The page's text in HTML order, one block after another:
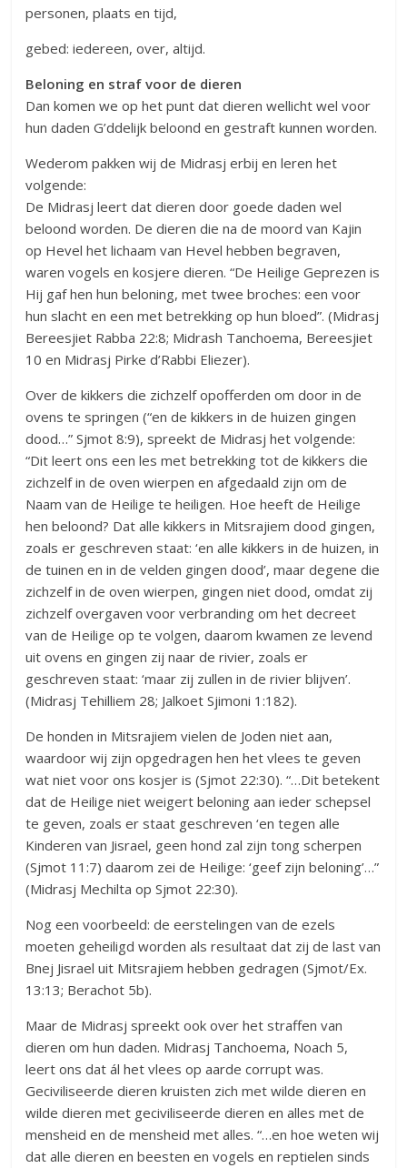
personen, plaats en tijd,
gebed: iedereen, over, altijd.
Beloning en straf voor de dieren
Dan komen we op het punt dat dieren wellicht wel voor
hun daden G’ddelijk beloond en gestraft kunnen worden.
Wederom pakken wij de Midrasj erbij en leren het
volgende:
De Midrasj leert dat dieren door goede daden wel
beloond worden. De dieren die na de moord van Kajin
op Hevel het lichaam van Hevel hebben begraven,
waren vogels en kosjere dieren. “De Heilige Geprezen is
Hij gaf hen hun beloning, met twee broches: een voor
hun slacht en een met betrekking op hun bloed”. (Midrasj
Bereesjiet Rabba 22:8; Midrash Tanchoema, Bereesjiet
10 en Midrasj Pirke d’Rabbi Eliezer).
Over de kikkers die zichzelf opofferden om door in de
ovens te springen (“en de kikkers in de huizen gingen
dood…” Sjmot 8:9), spreekt de Midrasj het volgende:
“Dit leert ons een les met betrekking tot de kikkers die
zichzelf in de oven wierpen en afgedaald zijn om de
Naam van de Heilige te heiligen. Hoe heeft de Heilige
hen beloond? Dat alle kikkers in Mitsrajiem dood gingen,
zoals er geschreven staat: ‘en alle kikkers in de huizen, in
de tuinen en in de velden gingen dood’, maar degene die
zichzelf in de oven wierpen, gingen niet dood, omdat zij
zichzelf overgaven voor verbranding om het decreet
van de Heilige op te volgen, daarom kwamen ze levend
uit ovens en gingen zij naar de rivier, zoals er
geschreven staat: ‘maar zij zullen in de rivier blijven’.
(Midrasj Tehilliem 28; Jalkoet Sjimoni 1:182).
De honden in Mitsrajiem vielen de Joden niet aan,
waardoor wij zijn opgedragen hen het vlees te geven
wat niet voor ons kosjer is (Sjmot 22:30). “…Dit betekent
dat de Heilige niet weigert beloning aan ieder schepsel
te geven, zoals er staat geschreven ‘en tegen alle
Kinderen van Jisrael, geen hond zal zijn tong scherpen
(Sjmot 11:7) daarom zei de Heilige: ‘geef zijn beloning’…”
(Midrasj Mechilta op Sjmot 22:30).
Nog een voorbeeld: de eerstelingen van de ezels
moeten geheiligd worden als resultaat dat zij de last van
Bnej Jisrael uit Mitsrajiem hebben gedragen (Sjmot/Ex.
13:13; Berachot 5b).
Maar de Midrasj spreekt ook over het straffen van
dieren om hun daden. Midrasj Tanchoema, Noach 5,
leert ons dat ál het vlees op aarde corrupt was.
Geciviliseerde dieren kruisten zich met wilde dieren en
wilde dieren met geciviliseerde dieren en alles met de
mensheid en de mensheid met alles. “…en hoe weten wij
dat alle dieren en beesten en vogels en reptielen sinds